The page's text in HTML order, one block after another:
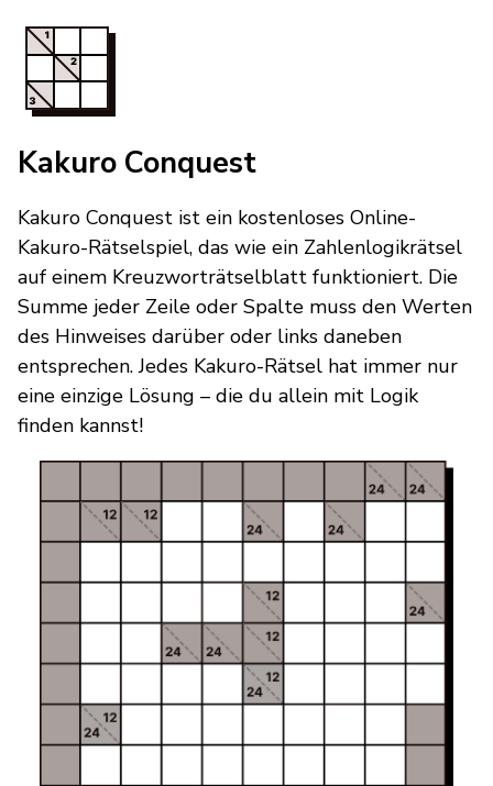
Kakuro Conquest
Kakuro Conquest ist ein kostenloses Online-
Kakuro-Rätselspiel, das wie ein Zahlenlogikrätsel
auf einem Kreuzworträtselblatt funktioniert. Die
Summe jeder Zeile oder Spalte muss den Werten
des Hinweises darüber oder links daneben
entsprechen. Jedes Kakuro-Rätsel hat immer nur
eine einzige Lösung – die du allein mit Logik
finden kannst!